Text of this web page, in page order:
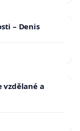
– Denis
vzdělané a